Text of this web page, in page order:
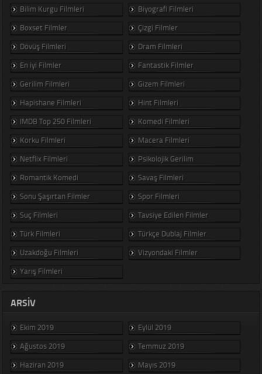
Bilim Kurgu Filmleri
Biyografi Filmleri
Boxset Filmler
Çizgi Filmler
Dövüş Filmleri
Dram Filmleri
En iyi Filmler
Fantastik Filmler
Gerilim Filmleri
Gizem Filmleri
Hapishane Filmleri
Hint Filmleri
IMDB Top 250 Filmleri
Komedi Filmleri
Korku Filmleri
Macera Filmleri
Netflix Filmleri
Psikolojik Gerilim
Romantik Komedi
Savaş Filmleri
Sonu Şaşırtan Filmler
Spor Filmleri
Suç Filmleri
Tavsiye Edilen Filmler
Türk Filmleri
Türkçe Dublaj Filmler
Uzakdoğu Filmleri
Vizyondaki Filmler
Yarış Filmleri
ARSIV
Ekim 2019
Eylül 2019
Ağustos 2019
Temmuz 2019
Haziran 2019
Mayıs 2019